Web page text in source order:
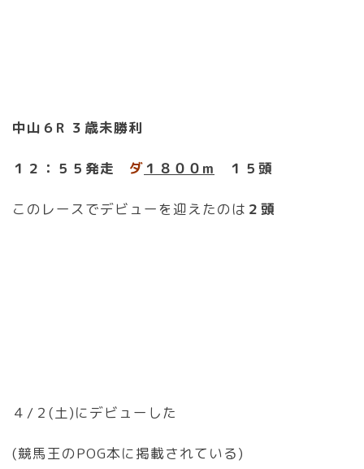
中山６R ３歳未勝利
１２：５５発走 ダ １８００m １５頭
このレースでデビューを迎えたのは ２頭
４/２(土)にデビューした
(競馬王のPOG本に掲載されている)